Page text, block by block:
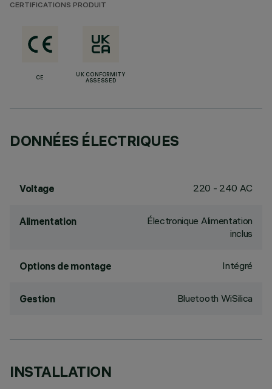
CERTIFICATIONS PRODUIT
CE
UK CONFORMITY
ASSESSED
DONNÉES ÉLECTRIQUES
Voltage 220 - 240 AC
Alimentation
Électronique Alimentation
inclus
Options de montage Intégré
Gestion Bluetooth WiSilica
INSTALLATION